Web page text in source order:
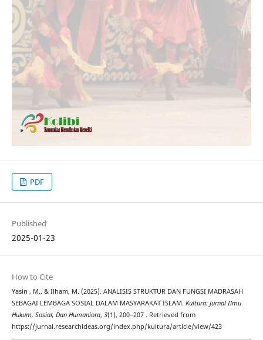
PDF
Published
2025-01-23
How to Cite
Yasin , M., & Ilham, M. (2025). ANALISIS STRUKTUR DAN FUNGSI MADRASAH
SEBAGAI LEMBAGA SOSIAL DALAM MASYARAKAT ISLAM. Kultura: Jurnal Ilmu
Hukum, Sosial, Dan Humaniora, 3(1), 200–207 . Retrieved from
https://jurnal.researchideas.org/index.php/kultura/article/view/423